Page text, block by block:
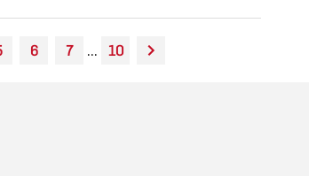
6 7 ... 10